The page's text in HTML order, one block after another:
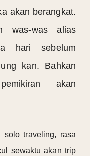
akan berangkat.
was-was alias
hari sebelum
kan. Bahkan
akan
solo traveling, rasa
sewaktu akan trip